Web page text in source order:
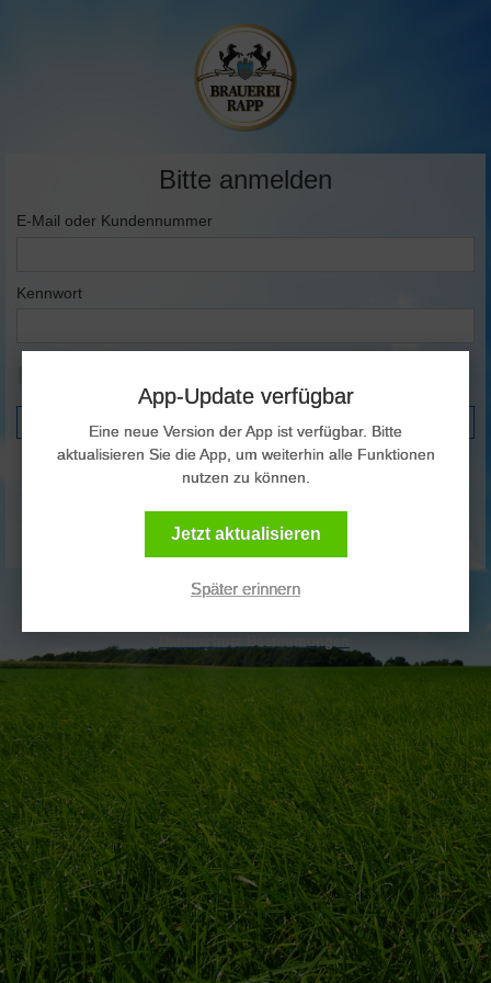
App-Update verfügbar
Eine neue Version der App ist verfügbar. Bitte
aktualisieren Sie die App, um weiterhin alle Funktionen
nutzen zu können.
Jetzt aktualisieren
Später erinnern
Bitte anmelden
E-Mail oder Kundennummer
Kennwort
Anmelden
Registrieren
Impressum
Datenschutz Bestimmungen